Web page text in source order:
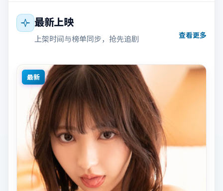
最新上映
上架时间与榜单同步，抢先追剧 查看更多
最新